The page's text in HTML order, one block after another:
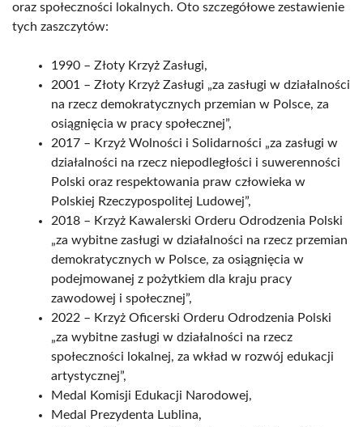
oraz społeczności lokalnych. Oto szczegółowe zestawienie
tych zaszczytów:
1990 – Złoty Krzyż Zasługi,
2001 – Złoty Krzyż Zasługi „za zasługi w działalności
na rzecz demokratycznych przemian w Polsce, za
osiągnięcia w pracy społecznej”,
2017 – Krzyż Wolności i Solidarności „za zasługi w
działalności na rzecz niepodległości i suwerenności
Polski oraz respektowania praw człowieka w
Polskiej Rzeczypospolitej Ludowej”,
2018 – Krzyż Kawalerski Orderu Odrodzenia Polski
„za wybitne zasługi w działalności na rzecz przemian
demokratycznych w Polsce, za osiągnięcia w
podejmowanej z pożytkiem dla kraju pracy
zawodowej i społecznej”,
2022 – Krzyż Oficerski Orderu Odrodzenia Polski
„za wybitne zasługi w działalności na rzecz
społeczności lokalnej, za wkład w rozwój edukacji
artystycznej”,
Medal Komisji Edukacji Narodowej,
Medal Prezydenta Lublina,